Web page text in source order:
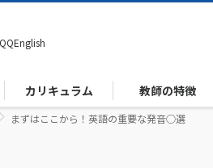
QQEnglish
カリキュラム 教師の特徴
まずはここから！英語の重要な発音○選